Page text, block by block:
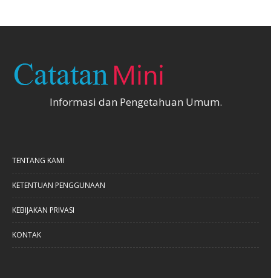
Informasi dan Pengetahuan Umum.
TENTANG KAMI
KETENTUAN PENGGUNAAN
KEBIJAKAN PRIVASI
KONTAK